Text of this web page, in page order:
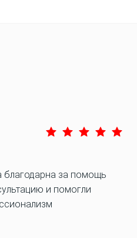
благодарна за помощь
и помогли